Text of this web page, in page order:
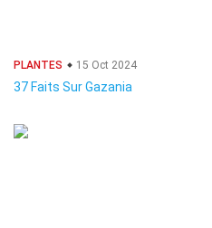
PLANTES 15 Oct 2024
37 Faits Sur Gazania